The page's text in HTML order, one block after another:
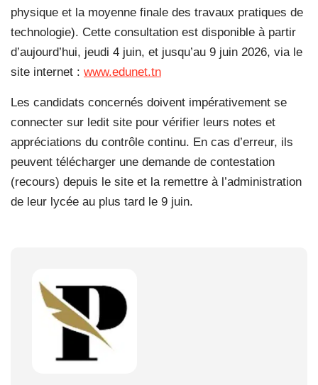
physique et la moyenne finale des travaux pratiques de
technologie). Cette consultation est disponible à partir
d’aujourd’hui, jeudi 4 juin, et jusqu’au 9 juin 2026, via le
site internet : www.edunet.tn
Les candidats concernés doivent impérativement se
connecter sur ledit site pour vérifier leurs notes et
appréciations du contrôle continu. En cas d’erreur, ils
peuvent télécharger une demande de contestation
(recours) depuis le site et la remettre à l’administration
de leur lycée au plus tard le 9 juin.